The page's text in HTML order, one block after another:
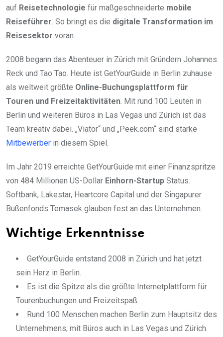
auf Reisetechnologie für maßgeschneiderte mobile
Reiseführer. So bringt es die digitale Transformation im
Reisesektor voran.
2008 begann das Abenteuer in Zürich mit Gründern Johannes
Reck und Tao Tao. Heute ist GetYourGuide in Berlin zuhause
als weltweit größte Online-Buchungsplattform für
Touren und Freizeitaktivitäten. Mit rund 100 Leuten in
Berlin und weiteren Büros in Las Vegas und Zürich ist das
Team kreativ dabei. „Viator“ und „Peek.com“ sind starke
Mitbewerber in diesem Spiel.
Im Jahr 2019 erreichte GetYourGuide mit einer Finanzspritze
von 484 Millionen US-Dollar Einhorn-Startup Status.
Softbank, Lakestar, Heartcore Capital und der Singapurer
Bußenfonds Temasek glauben fest an das Unternehmen.
Wichtige Erkenntnisse
GetYourGuide entstand 2008 in Zürich und hat jetzt
sein Herz in Berlin.
Es ist die Spitze als die größte Internetplattform für
Tourenbuchungen und Freizeitspaß.
Rund 100 Menschen machen Berlin zum Hauptsitz des
Unternehmens; mit Büros auch in Las Vegas und Zürich.